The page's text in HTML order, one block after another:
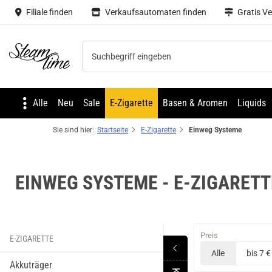
Filiale finden Verkaufsautomaten finden Gratis
Steam time
Alle Neu Sale E-Zigarette Basen & Aromen Liquids
Sie sind hier: Startseite E-Zigarette Einweg Systeme
EINWEG SYSTEME - E-
Rog One Strapped STIX Undercover
E-ZIGARETTE
Akkuträger
Preis
Alle bis 7 €